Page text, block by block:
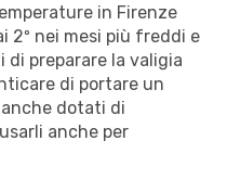
in Firenze
2º nei mesi più freddi e
di preparare la valigia
di portare un
dotati di
anche per